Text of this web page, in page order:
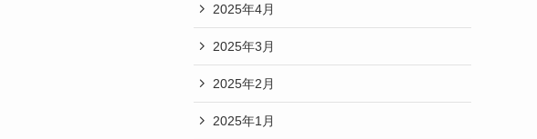
2025年4月
2025年3月
2025年2月
2025年1月